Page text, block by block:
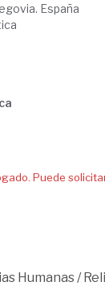
España
Puede
Humanas /